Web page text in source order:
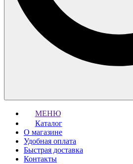
МЕНЮ
Каталог
О магазине
Удобная оплата
Быстрая доставка
Контакты